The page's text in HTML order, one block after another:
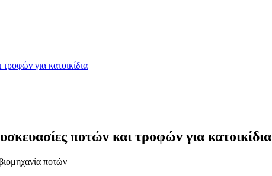
για κατοικίδια
ποτών και τροφών για κατοικίδια
ποτών